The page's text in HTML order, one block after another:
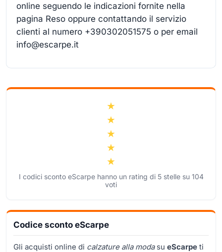
online seguendo le indicazioni fornite nella
pagina Reso oppure contattando il servizio
clienti al numero +390302051575 o per email
info@escarpe.it
I codici sconto eScarpe hanno un rating di 5stelle su 104
voti
Codice sconto eScarpe
Gli acquisti online di calzature alla modasu eScarpe ti